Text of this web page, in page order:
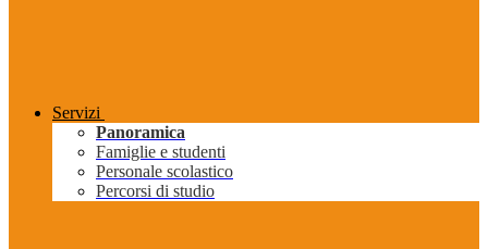
Servizi
Panoramica
Famiglie e studenti
Personale scolastico
Percorsi di studio